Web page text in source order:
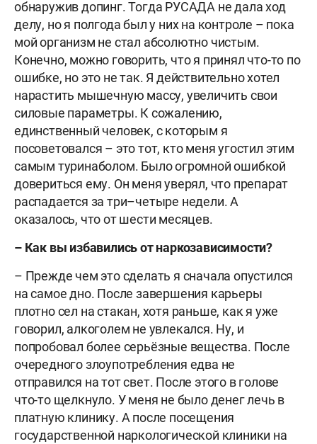
обнаружив допинг. Тогда РУСАДА не дала ход
делу, но я полгода был у них на контроле – пока
мой организм не стал абсолютно чистым.
Конечно, можно говорить, что я принял что-то по
ошибке, но это не так. Я действительно хотел
нарастить мышечную массу, увеличить свои
силовые параметры. К сожалению,
единственный человек, с которым я
посоветовался – это тот, кто меня угостил этим
самым туринаболом. Было огромной ошибкой
довериться ему. Он меня уверял, что препарат
распадается за три–четыре недели. А
оказалось, что от шести месяцев.
– Как вы избавились от наркозависимости?
– Прежде чем это сделать я сначала опустился
на самое дно. После завершения карьеры
плотно сел на стакан, хотя раньше, как я уже
говорил, алкоголем не увлекался. Ну, и
попробовал более серьёзные вещества. После
очередного злоупотребления едва не
отправился на тот свет. После этого в голове
что-то щелкнуло. У меня не было денег лечь в
платную клинику. А после посещения
государственной наркологической клиники на